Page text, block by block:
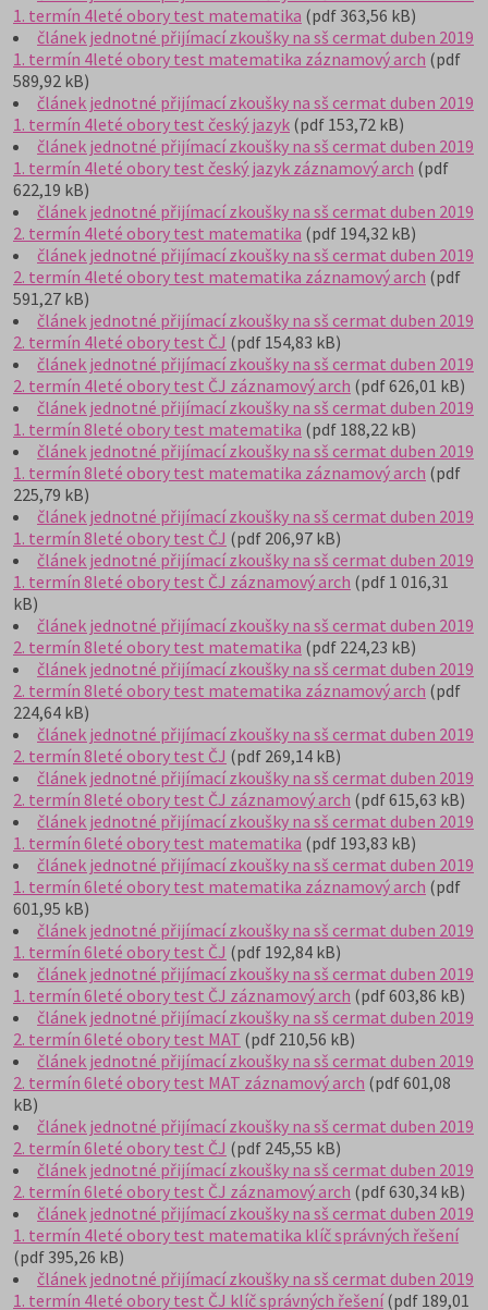
1. termín 4leté obory test matematika (pdf 363,56 kB)
článek jednotné přijímací zkoušky na sš cermat duben 2019
1. termín 4leté obory test matematika záznamový arch (pdf
589,92 kB)
článek jednotné přijímací zkoušky na sš cermat duben 2019
1. termín 4leté obory test český jazyk (pdf 153,72 kB)
článek jednotné přijímací zkoušky na sš cermat duben 2019
1. termín 4leté obory test český jazyk záznamový arch (pdf
622,19 kB)
článek jednotné přijímací zkoušky na sš cermat duben 2019
2. termín 4leté obory test matematika (pdf 194,32 kB)
článek jednotné přijímací zkoušky na sš cermat duben 2019
2. termín 4leté obory test matematika záznamový arch (pdf
591,27 kB)
článek jednotné přijímací zkoušky na sš cermat duben 2019
2. termín 4leté obory test ČJ (pdf 154,83 kB)
článek jednotné přijímací zkoušky na sš cermat duben 2019
2. termín 4leté obory test ČJ záznamový arch (pdf 626,01 kB)
článek jednotné přijímací zkoušky na sš cermat duben 2019
1. termín 8leté obory test matematika (pdf 188,22 kB)
článek jednotné přijímací zkoušky na sš cermat duben 2019
1. termín 8leté obory test matematika záznamový arch (pdf
225,79 kB)
článek jednotné přijímací zkoušky na sš cermat duben 2019
1. termín 8leté obory test ČJ (pdf 206,97 kB)
článek jednotné přijímací zkoušky na sš cermat duben 2019
1. termín 8leté obory test ČJ záznamový arch (pdf 1 016,31
kB)
článek jednotné přijímací zkoušky na sš cermat duben 2019
2. termín 8leté obory test matematika (pdf 224,23 kB)
článek jednotné přijímací zkoušky na sš cermat duben 2019
2. termín 8leté obory test matematika záznamový arch (pdf
224,64 kB)
článek jednotné přijímací zkoušky na sš cermat duben 2019
2. termín 8leté obory test ČJ (pdf 269,14 kB)
článek jednotné přijímací zkoušky na sš cermat duben 2019
2. termín 8leté obory test ČJ záznamový arch (pdf 615,63 kB)
článek jednotné přijímací zkoušky na sš cermat duben 2019
1. termín 6leté obory test matematika (pdf 193,83 kB)
článek jednotné přijímací zkoušky na sš cermat duben 2019
1. termín 6leté obory test matematika záznamový arch (pdf
601,95 kB)
článek jednotné přijímací zkoušky na sš cermat duben 2019
1. termín 6leté obory test ČJ (pdf 192,84 kB)
článek jednotné přijímací zkoušky na sš cermat duben 2019
1. termín 6leté obory test ČJ záznamový arch (pdf 603,86 kB)
článek jednotné přijímací zkoušky na sš cermat duben 2019
2. termín 6leté obory test MAT (pdf 210,56 kB)
článek jednotné přijímací zkoušky na sš cermat duben 2019
2. termín 6leté obory test MAT záznamový arch (pdf 601,08
kB)
článek jednotné přijímací zkoušky na sš cermat duben 2019
2. termín 6leté obory test ČJ (pdf 245,55 kB)
článek jednotné přijímací zkoušky na sš cermat duben 2019
2. termín 6leté obory test ČJ záznamový arch (pdf 630,34 kB)
článek jednotné přijímací zkoušky na sš cermat duben 2019
1. termín 4leté obory test matematika klíč správných řešení
(pdf 395,26 kB)
článek jednotné přijímací zkoušky na sš cermat duben 2019
1. termín 4leté obory test ČJ klíč správných řešení(pdf 189,01